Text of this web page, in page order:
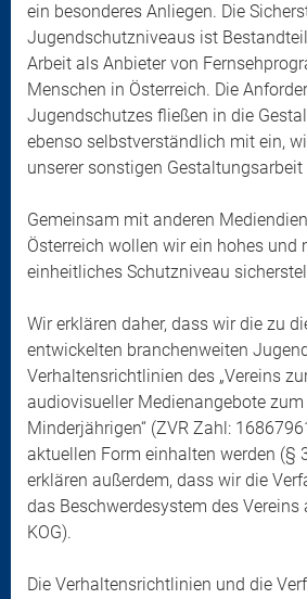
ein besonderes Anliegen. Die
Jugendschutzniveaus ist
Arbeit als Anbieter von
Menschen in Österreich. Die
Jugendschutzes fließen in die
ebenso selbstverständlich mit ein,
unserer sonstigen Gestaltungsarbeit
Gemeinsam mit anderen
Österreich wollen wir ein hohes und
einheitliches Schutzniveau
Wir erklären daher, dass wir die zu
entwickelten branchenweiten
Verhaltensrichtlinien des „Vereins
audiovisueller Medienangebote
Minderjährigen“ (ZVR Zahl:
aktuellen Form einhalten werden (§
erklären außerdem, dass wir die
das Beschwerdesystem des Vereins
KOG).
Die Verhaltensrichtlinien und die